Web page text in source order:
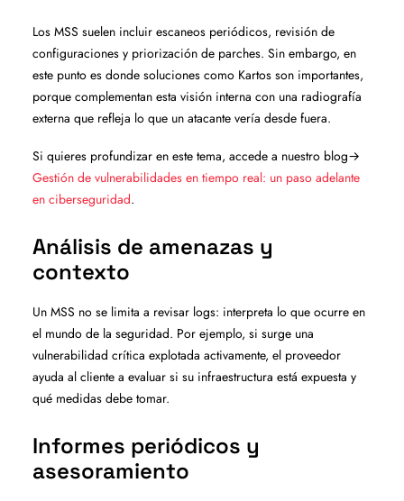
Los MSS suelen incluir escaneos periódicos, revisión de
configuraciones y priorización de parches. Sin embargo, en
este punto es donde soluciones como Kartos son importantes,
porque complementan esta visión interna con una radiografía
externa que refleja lo que un atacante vería desde fuera.
Si quieres profundizar en este tema, accede a nuestro blog→
Gestión de vulnerabilidades en tiempo real: un paso adelante
en ciberseguridad.
Análisis de amenazas y
contexto
Un MSS no se limita a revisar logs: interpreta lo que ocurre en
el mundo de la seguridad. Por ejemplo, si surge una
vulnerabilidad crítica explotada activamente, el proveedor
ayuda al cliente a evaluar si su infraestructura está expuesta y
qué medidas debe tomar.
Informes periódicos y
asesoramiento